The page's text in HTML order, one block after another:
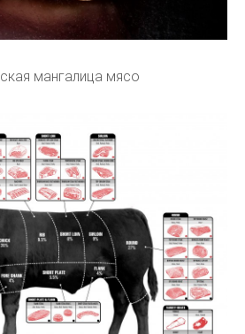
мангалица мясо